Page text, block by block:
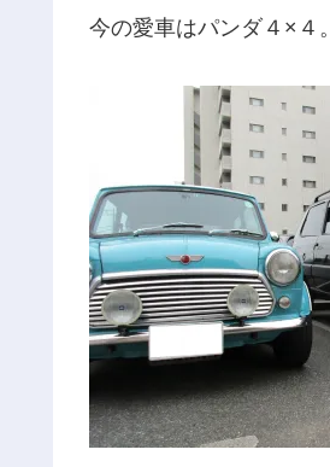
今の愛車はパンダ４×４。